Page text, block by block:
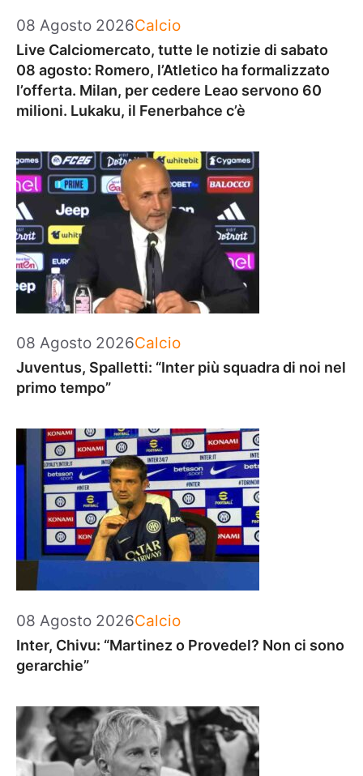
08 Agosto 2026Categorie
Calcio
Live Calciomercato, tutte le notizie di sabato
08 agosto: Romero, l’Atletico ha formalizzato
l’offerta. Milan, per cedere Leao servono 60
milioni. Lukaku, il Fenerbahce c’è
08 Agosto 2026Categorie
Calcio
Juventus, Spalletti: “Inter più squadra di noi nel
primo tempo”
08 Agosto 2026Categorie
Calcio
Inter, Chivu: “Martinez o Provedel? Non ci sono
gerarchie”